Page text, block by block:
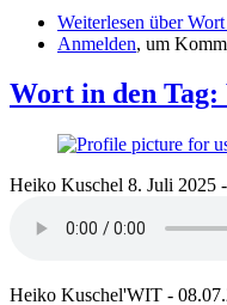
Weiterlesen über
Anmelden, um
Wort in den Tag:
Heiko Kuschel 8. Juli 2025
Heiko Kuschel'WIT -